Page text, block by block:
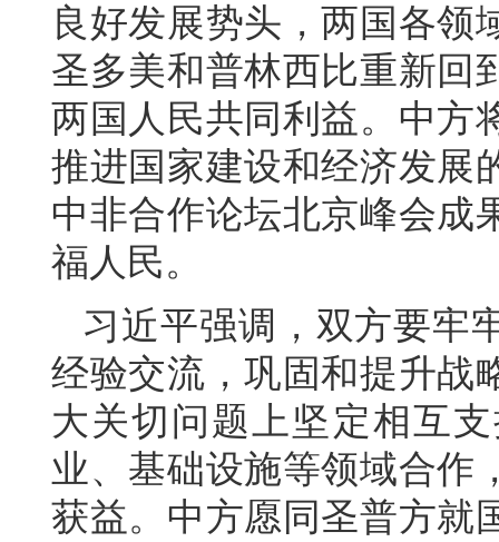
良好发展势头，两国各领
圣多美和普林西比重新回
两国人民共同利益。中方
推进国家建设和经济发展
中非合作论坛北京峰会成
福人民。
习近平强调，双方要牢
经验交流，巩固和提升战
大关切问题上坚定相互
业、基础设施等领域合作
获益。中方愿同圣普方就